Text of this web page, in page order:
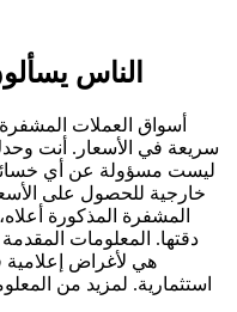
الناس
أسواق العملات
سريعة في الأسعار. أنت
خارجية للحصول على
المشفرة المذكورة
دقتها. المعلومات
هي لأغراض إعلامية
استثمارية. لمزيد من